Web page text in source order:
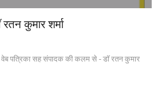
कुमार शर्मा
पत्रिका सह संपादक की कलम से - डॉ रतन कुमार